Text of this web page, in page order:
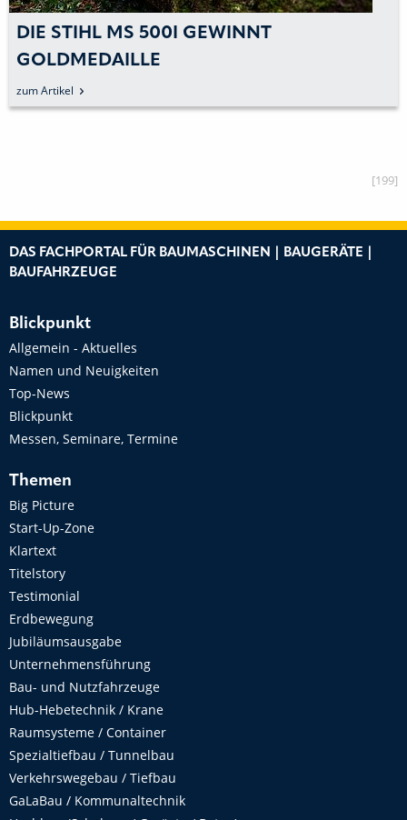
DIE STIHL MS 500I GEWINNT
GOLDMEDAILLE
zum Artikel
[199]
DAS FACHPORTAL FÜR BAUMASCHINEN | BAUGERÄTE |
BAUFAHRZEUGE
Blickpunkt
Allgemein - Aktuelles
Namen und Neuigkeiten
Top-News
Blickpunkt
Messen, Seminare, Termine
Themen
Big Picture
Start-Up-Zone
Klartext
Titelstory
Testimonial
Erdbewegung
Jubiläumsausgabe
Unternehmensführung
Bau- und Nutzfahrzeuge
Hub-Hebetechnik / Krane
Raumsysteme / Container
Spezialtiefbau / Tunnelbau
Verkehrswegebau / Tiefbau
GaLaBau / Kommunaltechnik